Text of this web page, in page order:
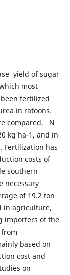
yield of sugar
most
fertilized
in ratoons.
compared, N
kg ha-1, and in
Fertilization has
costs of
southern
necessary
of 19.2 ton
in agriculture,
importers of the
based on
cost and
on